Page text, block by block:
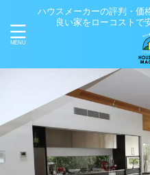
ハウスメーカーの評判・価
良い家をローコストで